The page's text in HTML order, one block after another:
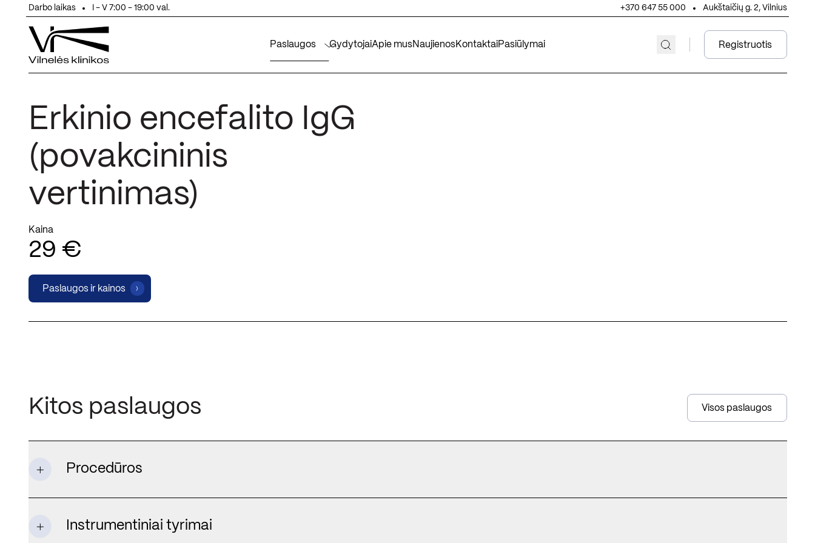
Eiti prie turinio
Darbo laikas I - V 7:00 - 19:00 val. +370 647 55 000 Aukštaičių g. 2, Vilnius
Paslaugos GydytojaiApie musNaujienosKontaktaiPasiūlymai Registruotis
Erkinio encefalito IgG
(povakcininis
vertinimas)
Kaina
29 €
Paslaugos ir kainos
Kitos paslaugos Visos paslaugos
Procedūros
Instrumentiniai tyrimai